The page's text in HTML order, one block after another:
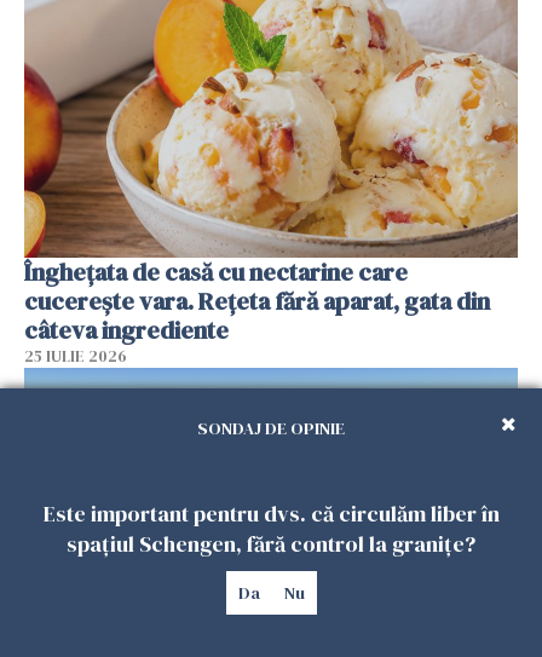
Înghețata de casă cu nectarine care
cucerește vara. Rețeta fără aparat, gata din
câteva ingrediente
25 IULIE 2026
SONDAJ DE OPINIE
Este important pentru dvs. că circulăm liber în
spațiul Schengen, fără control la granițe?
Da Nu